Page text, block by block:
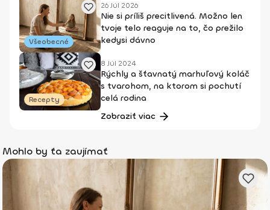
Všeobecné
26 Júl 2026
Nie si príliš precitlivená. Možno len
tvoje telo reaguje na to, čo prežilo
kedysi dávno
Recepty
8 Júl 2024
Rýchly a šťavnatý marhuľový koláč
s tvarohom, na ktorom si pochutí
celá rodina
Zobraziť viac
Mohlo by ťa zaujímať